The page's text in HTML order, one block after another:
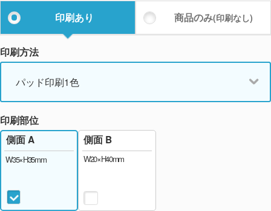
印刷あり 商品のみ(印刷なし)
印刷方法
パッド印刷1色
印刷部位
側面 A
W35×H35mm
側面 B
W20×H40mm